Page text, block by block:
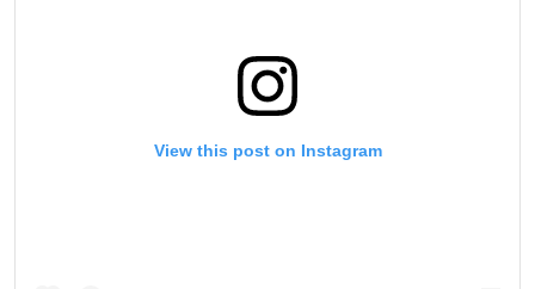
View this post on Instagram